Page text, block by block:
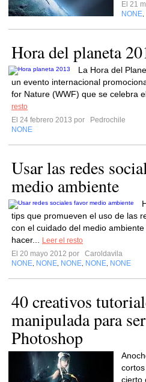
El 21
NONE
Hora del planeta
La Hora del
un evento internacional
for Nature (WWF) que se celebra
resto
El 24 febrero 2013 por
Pedrochile
NONE
Usar las redes
medio ambiente
tips que promueven el uso de las
con el cuidado del medio
hacer...
Leer el resto
El 20 mayo 2012 por
Caroldavila
NONE NONE NONE NONE NONE
40 creativos
manipulada para
Photoshop
cierto